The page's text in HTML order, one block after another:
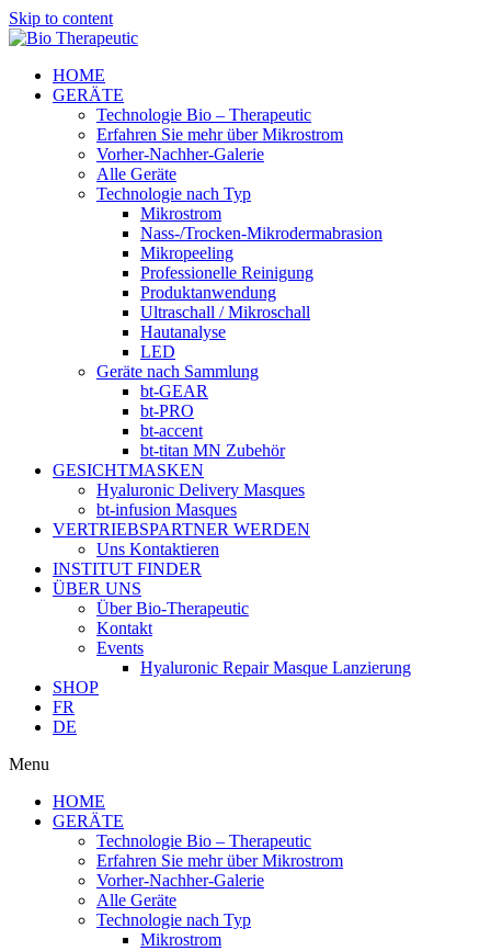
Skip to content
HOME
GERÄTE
Technologie Bio – Therapeutic
Erfahren Sie mehr über Mikrostrom
Vorher-Nachher-Galerie
Alle Geräte
Technologie nach Typ
Mikrostrom
Nass-/Trocken-Mikrodermabrasion
Mikropeeling
Professionelle Reinigung
Produktanwendung
Ultraschall / Mikroschall
Hautanalyse
LED
Geräte nach Sammlung
bt-GEAR
bt-PRO
bt-accent
bt-titan MN Zubehör
GESICHTMASKEN
Hyaluronic Delivery Masques
bt-infusion Masques
VERTRIEBSPARTNER WERDEN
Uns Kontaktieren
INSTITUT FINDER
ÜBER UNS
Über Bio-Therapeutic
Kontakt
Events
Hyaluronic Repair Masque Lanzierung
SHOP
FR
DE
Menu
HOME
GERÄTE
Technologie Bio – Therapeutic
Erfahren Sie mehr über Mikrostrom
Vorher-Nachher-Galerie
Alle Geräte
Technologie nach Typ
Mikrostrom